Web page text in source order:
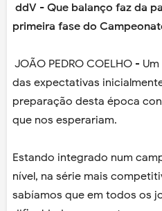
ddV - Que balanço faz da
primeira fase do
JOÃO PEDRO COELHO -
das expectativas
preparação desta época
que nos esperariam.
Estando integrado num
nível, na série mais
sabíamos que em todos os